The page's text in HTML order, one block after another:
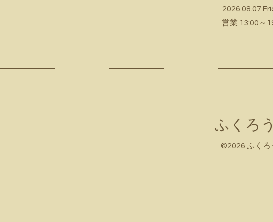
2026.08.07
営業 13:00～
ふくろ
©2026 ふくろ